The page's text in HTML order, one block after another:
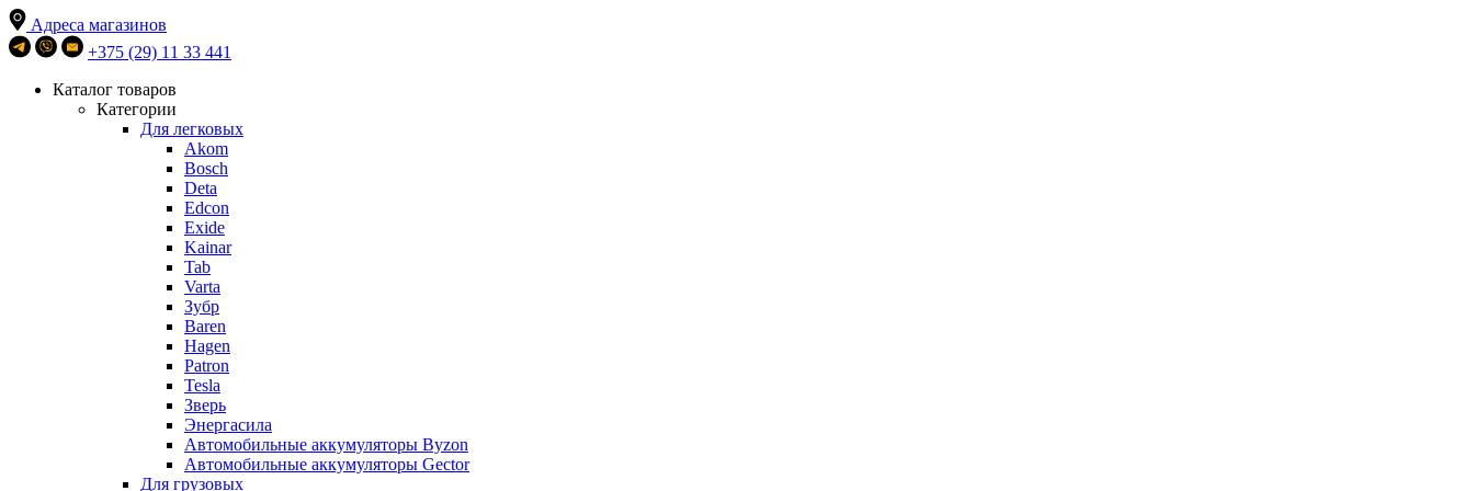
Адреса магазинов
+375 (29) 11 33 441
Каталог товаров
Категории
Для легковых
Akom
Bosch
Deta
Edcon
Exide
Kainar
Tab
Varta
Зубр
Baren
Hagen
Patron
Tesla
Зверь
Энергасила
Автомобильные аккумуляторы Byzon
Автомобильные аккумуляторы Gector
Для грузовых